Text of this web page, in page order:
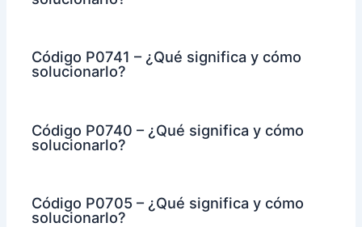
Código P0741 – ¿Qué significa y cómo
solucionarlo?
Código P0740 – ¿Qué significa y cómo
solucionarlo?
Código P0705 – ¿Qué significa y cómo
solucionarlo?